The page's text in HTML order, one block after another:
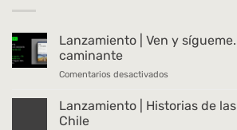
Lanzamiento | Ven y
caminante
Comentarios desactivadosen
|
Lanzamiento | Historias de
Chile